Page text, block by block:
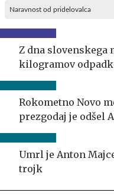
Naravnost od pridelovalca
Z dna slovenskega
kilogramov
Rokometno Novo
prezgodaj je odšel
Umrl je Anton
trojk